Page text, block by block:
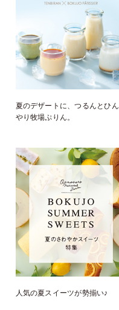
夏のデザートに、つるんとひん
やり牧場ぷりん。
人気の夏スイーツが勢揃い♪